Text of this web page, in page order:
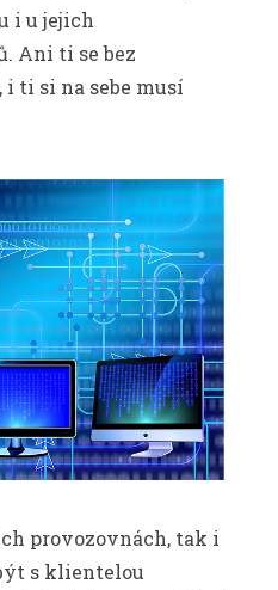
i u jejich
Ani ti se bez
i ti si na sebe musí
provozovnách, tak i
s klientelou